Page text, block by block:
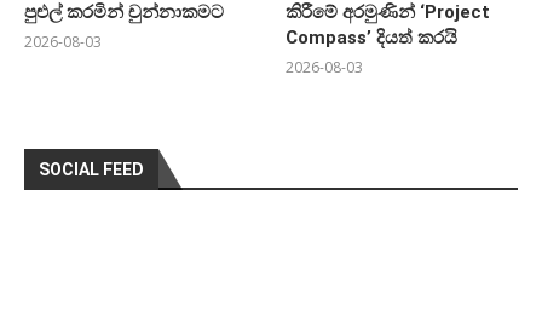
පුළුල් කරමින් චුන්නාකමට
2026-08-03
කිරීමේ අරමුණින් ‘Project
Compass’ දියත් කරයි
2026-08-03
SOCIAL FEED